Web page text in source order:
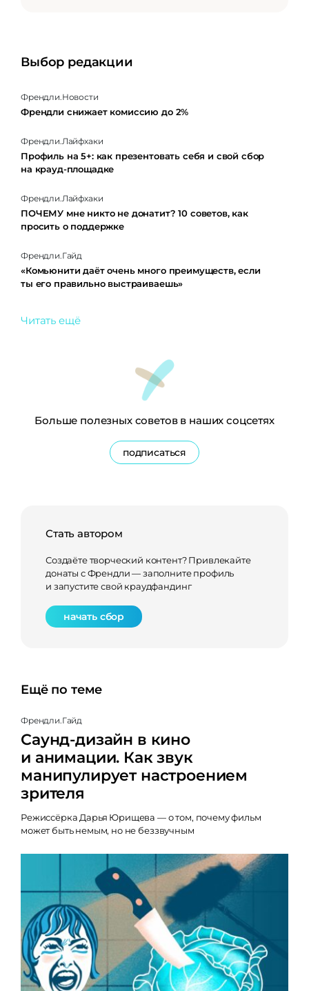
Выбор редакции
Френдли.Новости
Френдли снижает комиссию до 2%
Френдли.Лайфхаки
Профиль на 5+: как презентовать себя и свой сбор
на крауд-площадке
Френдли.Лайфхаки
ПОЧЕМУ мне никто не донатит? 10 советов, как
просить о поддержке
Френдли.Гайд
«Комьюнити даёт очень много преимуществ, если
ты его правильно выстраиваешь»
Читать ещё
Больше полезных советов в наших соцсетях
подписаться
Стать автором
Создаёте творческий контент? Привлекайте
донаты с Френдли — заполните профиль
и запустите свой краудфандинг
начать сбор
Ещё по теме
Френдли.Гайд
Саунд-дизайн в кино
и анимации. Как звук
манипулирует настроением
зрителя
Режиссёрка Дарья Юрищева — о том, почему фильм
может быть немым, но не беззвучным